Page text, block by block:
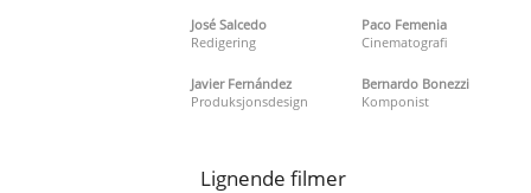
José Salcedo
Redigering
Paco Femenia
Cinematografi
Javier Fernández
Produksjonsdesign
Bernardo Bonezzi
Komponist
Lignende filmer